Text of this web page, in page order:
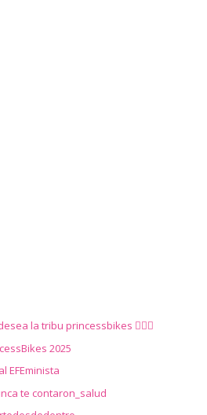
la tribu princessbikes 🚴‍♀️✨
2025
EFEminista
te contaron_salud